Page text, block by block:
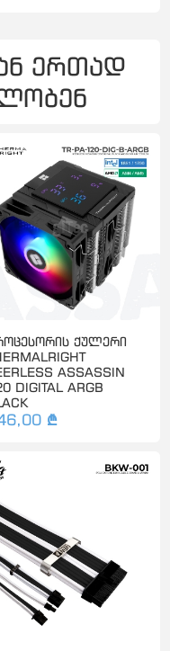
ერთად
ქულერი
ASSASSIN
DIGITAL ARGB
₾